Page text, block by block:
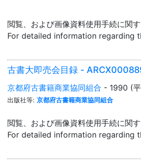
閲覧、および画像資料使用手続に関す
For detailed information regarding
古書大即売会目録 -
京都府古書籍商業協同組合 - 1990 (
出版社等: 京都府古書籍商業協同組合
閲覧、および画像資料使用手続に関す
For detailed information regarding